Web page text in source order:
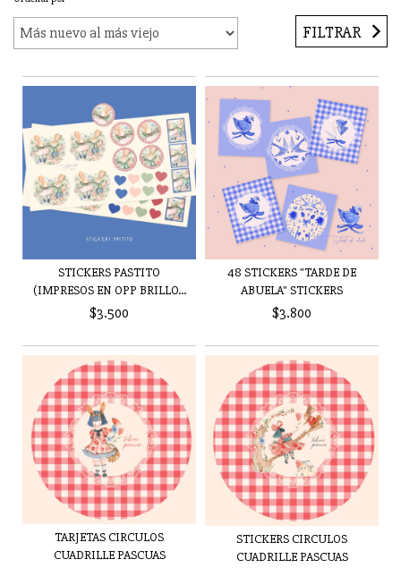
FILTRAR
STICKERS PASTITO
(IMPRESOS EN OPP BRILLO...
$3.500
48 STICKERS "TARDE DE
ABUELA" STICKERS
$3.800
TARJETAS CIRCULOS
CUADRILLE PASCUAS
STICKERS CIRCULOS
CUADRILLE PASCUAS